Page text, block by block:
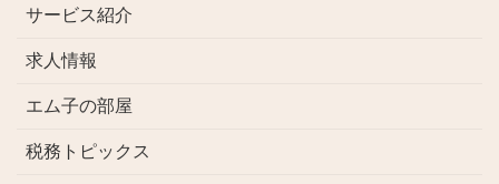
サービス紹介
求人情報
エム子の部屋
税務トピックス